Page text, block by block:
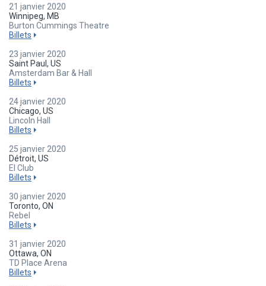
21 janvier 2020
Winnipeg, MB
Burton Cummings Theatre
Billets
23 janvier 2020
Saint Paul, US
Amsterdam Bar & Hall
Billets
24 janvier 2020
Chicago, US
Lincoln Hall
Billets
25 janvier 2020
Détroit, US
El Club
Billets
30 janvier 2020
Toronto, ON
Rebel
Billets
31 janvier 2020
Ottawa, ON
TD Place Arena
Billets